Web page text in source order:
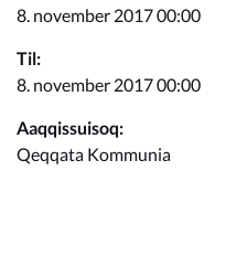
8. november 2017 00:00
Til:
8. november 2017 00:00
Aaqqissuisoq:
Qeqqata Kommunia